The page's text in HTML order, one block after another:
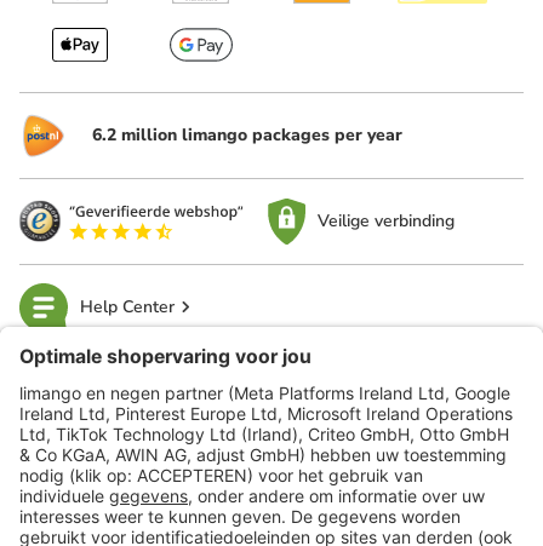
6.2 million limango packages per year
Veilige verbinding
Help Center
limango
Veilig winkelen
Klantenservice